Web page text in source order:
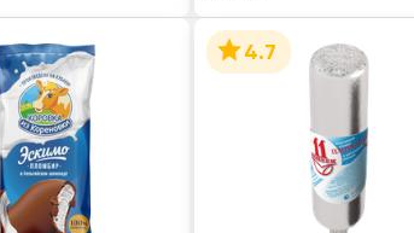
4.7